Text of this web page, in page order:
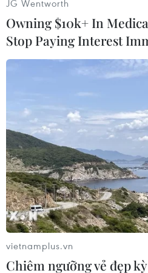
#Máy quay #Động vật
#Hươu cao cổ
JG Wentworth
Owning $10k+ In
Stop Paying Interest
vietnamplus.vn
Chiêm ngưỡng vẻ đẹp